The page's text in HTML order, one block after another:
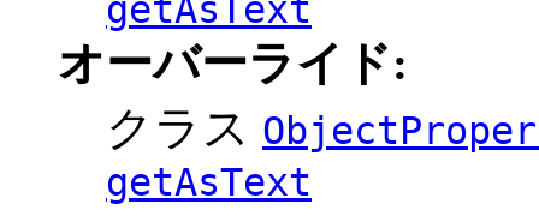
getAsText
オーバーライド:
クラス
getAsText